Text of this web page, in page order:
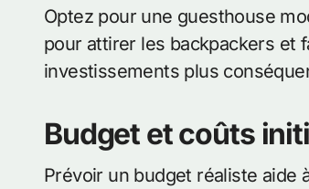
Optez pour une guesthouse
pour attirer les backpackers et
investissements plus
Budget et coûts
Prévoir un budget réaliste aide